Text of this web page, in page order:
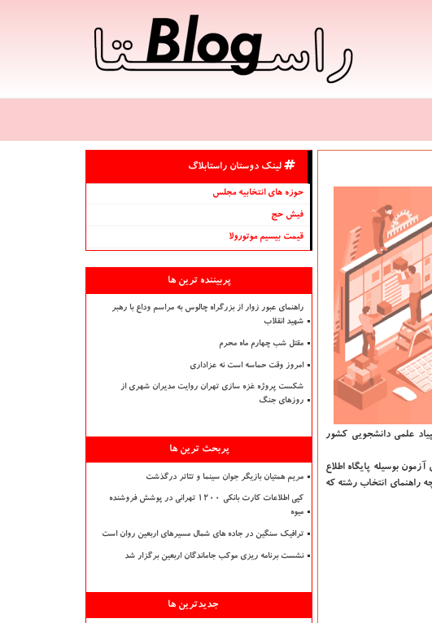
و همین طور بیست و پنجمین دوره المپیاد علمی دانشجویی كشور
بوسیله پایگاه اطلاع
راهنمای انتخاب رشته كه
لینک دوستان راستابلاگ
حوزه های انتخابیه مجلس
فیش حج
قیمت بیسیم موتورولا
پربیننده ترین ها
راهنمای عبور زوار از بزرگراه چالوس به مراسم وداع با رهبر
شهید انقلاب
مقتل شب چهارم ماه محرم
امروز وقت حماسه است نه عزاداری
شکست پروژه غزه سازی تهران روایت مدیران شهری از
روزهای جنگ
پربحث ترین ها
مریم همتیان بازیگر جوان سینما و تئاتر درگذشت
کپی اطلاعات کارت بانکی ۱۲۰۰ تهرانی در پوشش فروشنده
میوه
ترافیک سنگین در جاده های شمال مسیرهای اربعین روان است
نشست برنامه ریزی موکب جاماندگان اربعین برگزار شد
جدیدترین ها